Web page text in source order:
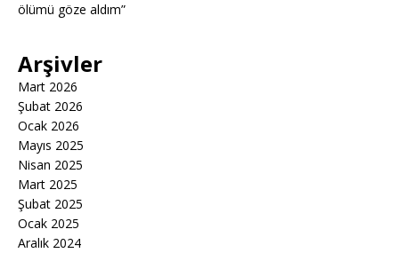
ölümü göze aldım”
Arşivler
Mart 2026
Şubat 2026
Ocak 2026
Mayıs 2025
Nisan 2025
Mart 2025
Şubat 2025
Ocak 2025
Aralık 2024